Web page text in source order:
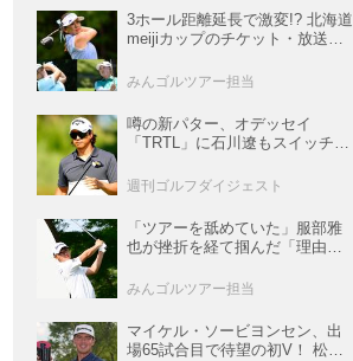
3ホール距離延長で激変!? 北海道
meijiカップのチケット・放送＆
メント観戦ガイド】
みんゴルツアー担当
噂の新パター、オデッセイ
「TRTL」に石川遼もスイッチ！
績上昇中
週刊ゴルフダイジェスト
「ツアーを舐めていた」服部雅
也が挫折を経て掴んだ「理由あ
ー次世代スター列伝#45】
みんゴルツアー担当
マイケル・ソービヨンセン、出
場65試合目で待望の初V！ 松山